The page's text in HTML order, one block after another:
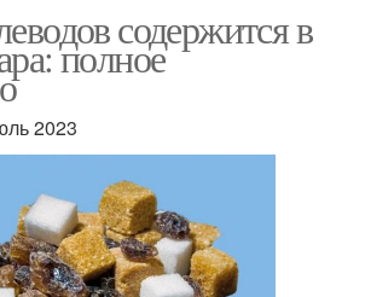
содержится в
полное
2023